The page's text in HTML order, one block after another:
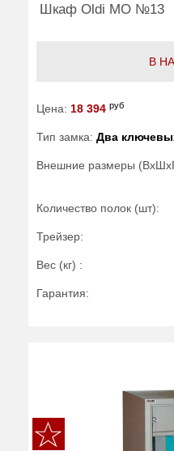
Шкаф Oldi МО №13
В
Цена: 18 394 руб
Тип замка: Два
Внешние размеры
Количество полок (шт):
Трейзер:
Вес (кг) :
Гарантия: